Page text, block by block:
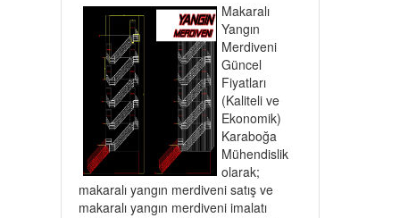
Makaralı
Yangın
Merdiveni
Güncel
Fiyatları
(Kaliteli ve
Ekonomik)
Karaboğa
Mühendislik
olarak;
makaralı yangın merdiveni satış ve
makaralı yangın merdiveni imalatı